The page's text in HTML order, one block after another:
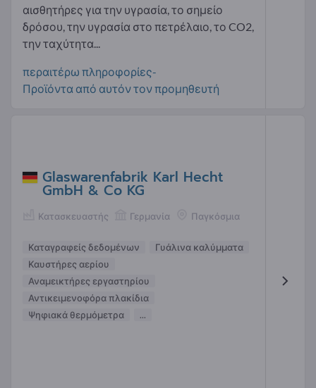
αισθητήρες για την υγρασία, το σημείο
δρόσου, την υγρασία στο πετρέλαιο, το CO2,
την ταχύτητα...
περαιτέρω πληροφορίες-
Προϊόντα από αυτόν τον προμηθευτή
Glaswarenfabrik Karl Hecht
GmbH & Co KG
Κατασκευαστής Γερμανία Παγκόσμια
Καταγραφείς δεδομένων
Γυάλινα καλύμματα
Καυστήρες αερίου
Αναμεικτήρες εργαστηρίου
Αντικειμενοφόρα πλακίδια
Ψηφιακά θερμόμετρα
...